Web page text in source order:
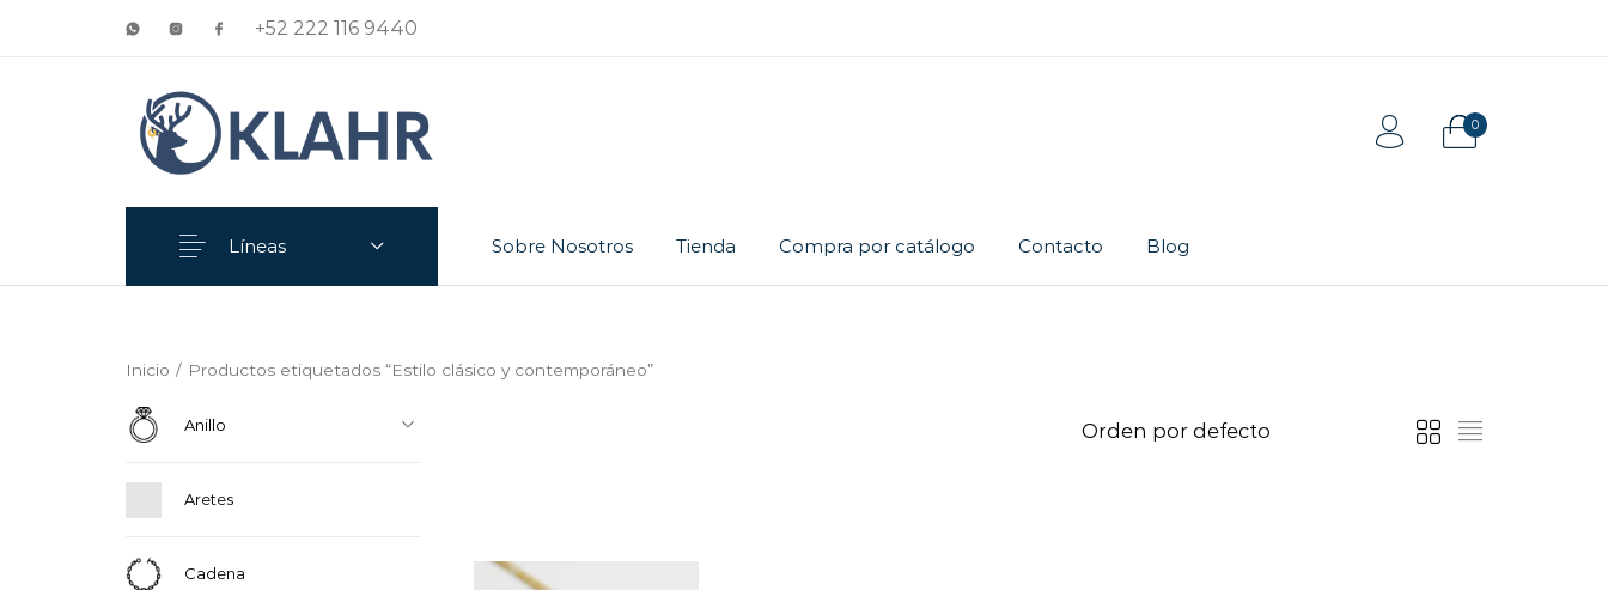
+52 222 116 9440
0
Sobre Nosotros Tienda Compra por catálogo Contacto Blog
Líneas
Inicio / Productos etiquetados “Estilo clásico y contemporáneo”
Anillo
Aretes
Cadena